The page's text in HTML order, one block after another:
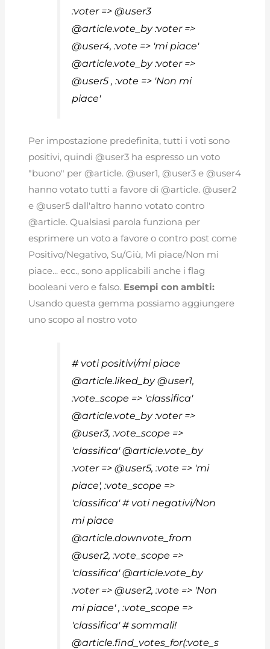
:voter => @user3
@article.vote_by :voter =>
@user4, :vote => 'mi piace'
@article.vote_by :voter =>
@user5 , :vote => 'Non mi
piace'
Per impostazione predefinita, tutti i voti sono
positivi, quindi @user3 ha espresso un voto
"buono" per @article. @user1, @user3 e @user4
hanno votato tutti a favore di @article. @user2
e @user5 dall'altro hanno votato contro
@article. Qualsiasi parola funziona per
esprimere un voto a favore o contro post come
Positivo/Negativo, Su/Giù, Mi piace/Non mi
piace... ecc., sono applicabili anche i flag
booleani vero e falso. Esempi con ambiti:
Usando questa gemma possiamo aggiungere
uno scopo al nostro voto
# voti positivi/mi piace
@article.liked_by @user1,
:vote_scope => 'classifica'
@article.vote_by :voter =>
@user3, :vote_scope =>
'classifica' @article.vote_by
:voter => @user5, :vote => 'mi
piace', :vote_scope =>
'classifica' # voti negativi/Non
mi piace
@article.downvote_from
@user2, :vote_scope =>
'classifica' @article.vote_by
:voter => @user2, :vote => 'Non
mi piace' , :vote_scope =>
'classifica' # sommali!
@article.find_votes_for(:vote_s